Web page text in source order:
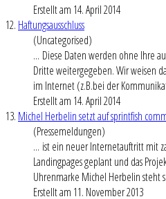
Erstellt am 14. April 2014
12. Haftungsausschluss
(Uncategorised)
... Diese Daten werden ohne Ihre
Dritte weitergegeben. Wir weisen
im Internet(z.B.bei der
Erstellt am 14. April 2014
13. Michel Herbelin setzt auf sprintfish
(Pressemeldungen)
... ist ein neuerInternetauftritt mit
Landingpages geplant und das
Uhrenmarke Michel Herbelin steht
Erstellt am 11. November 2013